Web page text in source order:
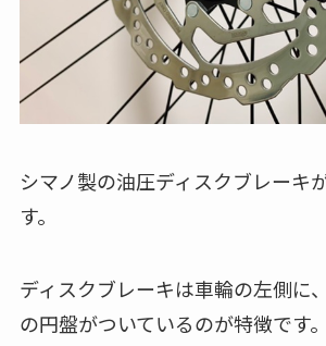
シマノ製の油圧ディスクブレーキ
す。
ディスクブレーキは車輪の左側に
の円盤がついているのが特徴です。